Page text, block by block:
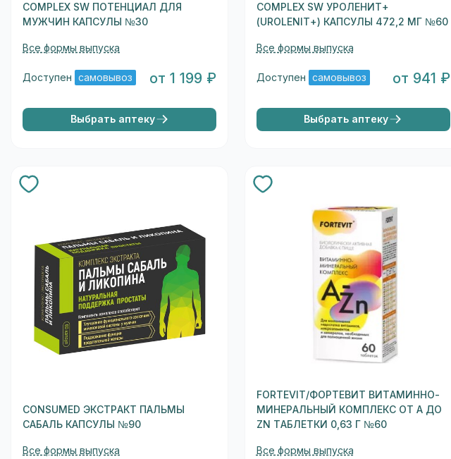
COMPLEX SW ПОТЕНЦИАЛ ДЛЯ
МУЖЧИН КАПСУЛЫ №30
Все формы выпуска
Доступен самовывоз от 1 199 ₽
Выбрать аптеку
COMPLEX SW УРОЛЕНИТ+
(UROLENIT+) КАПСУЛЫ 472,2 МГ №60
Все формы выпуска
Доступен самовывоз от 941 ₽
Выбрать аптеку
CONSUMED ЭКСТРАКТ ПАЛЬМЫ
САБАЛЬ КАПСУЛЫ №90
Все формы выпуска
FORTEVIT/ФОРТЕВИТ ВИТАМИННО-
МИНЕРАЛЬНЫЙ КОМПЛЕКС ОТ A ДО
ZN ТАБЛЕТКИ 0,63 Г №60
Все формы выпуска